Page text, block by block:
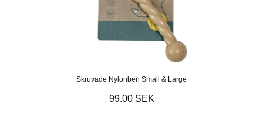
Skruvade Nylonben Small & Large
99.00 SEK